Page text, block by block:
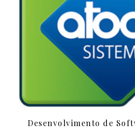
Desenvolvimento de